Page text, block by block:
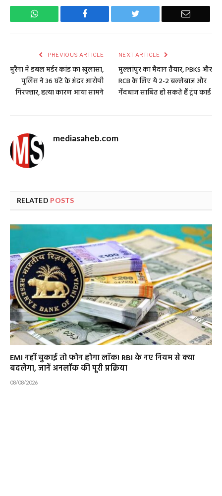
WhatsApp Facebook Twitter Email
PREVIOUS ARTICLE
मुरैना में डबल मर्डर कांड का खुलासा,
पुलिस ने 36 घंटे के अंदर आरोपी
गिरफ्तार, हत्या कारण आया सामने
NEXT ARTICLE
मुल्लांपुर का मैदान तैयार, PBKS और
RCB के लिए ये 2-2 बल्लेबाज और
गेंदबाज साबित हो सकते हैं ट्रंप कार्ड
mediasaheb.com
RELATED POSTS
EMI नहीं चुकाई तो फोन होगा लॉक! RBI के नए नियम से क्या
बदलेगा, जानें अनलॉक की पूरी प्रक्रिया
08/08/2026